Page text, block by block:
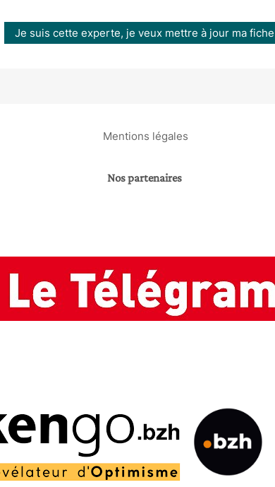
Je suis cette experte, je veux mettre à jour ma fiche
Mentions légales
Nos partenaires